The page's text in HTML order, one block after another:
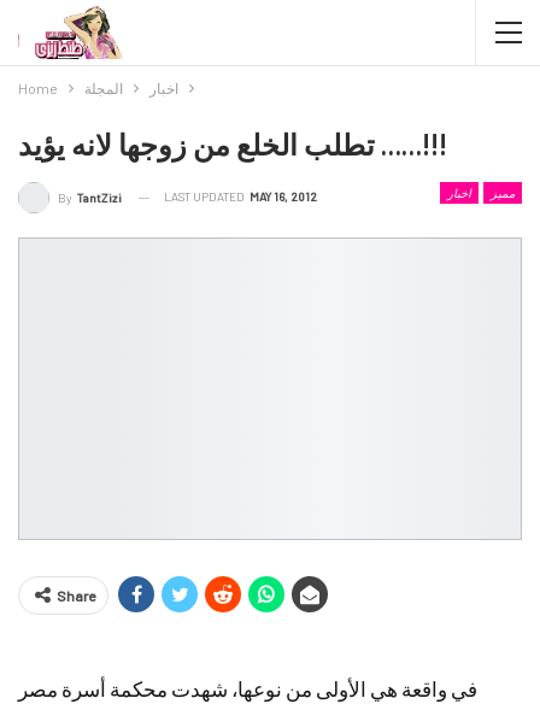
Home المجلة اخبار
تطلب الخلع من زوجها لانه يؤيد ……!!!
اخبار مميز By TantZizi LAST UPDATED MAY 16, 2012
Share
في واقعة هي الأولى من نوعها، شهدت محكمة أسرة مصر